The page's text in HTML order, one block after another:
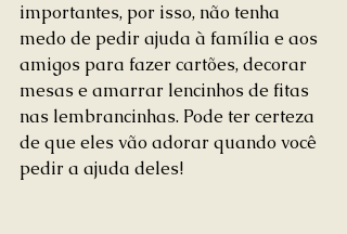
importantes, por isso, não tenha
medo de pedir ajuda à família e aos
amigos para fazer cartões, decorar
mesas e amarrar lencinhos de fitas
nas lembrancinhas. Pode ter certeza
de que eles vão adorar quando você
pedir a ajuda deles!